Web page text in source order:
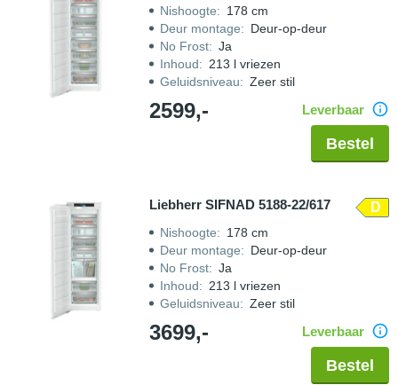
Nishoogte: 178 cm
Deur montage: Deur-op-deur
No Frost: Ja
Inhoud: 213 l vriezen
Geluidsniveau: Zeer stil
2599,- Leverbaar
Bestel
Liebherr SIFNAD 5188-22/617 D
Nishoogte: 178 cm
Deur montage: Deur-op-deur
No Frost: Ja
Inhoud: 213 l vriezen
Geluidsniveau: Zeer stil
3699,- Leverbaar
Bestel